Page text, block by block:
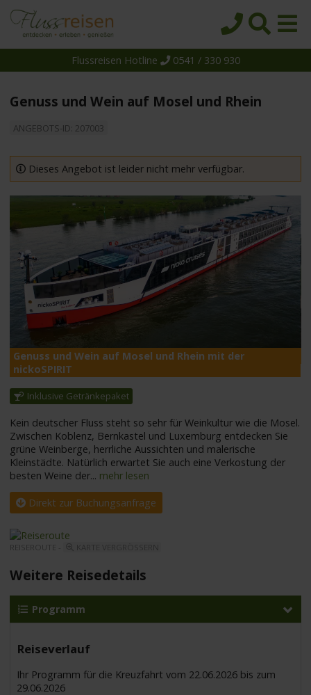
Reedereien
Schiffe
Suche
Flussreisen Hotline 0541 / 330 930
Genuss und Wein auf Mosel und Rhein
ANGEBOTS-ID: 207003
Dieses Angebot ist leider nicht mehr verfügbar.
Genuss und Wein auf Mosel und Rhein mit der
nickoSPIRIT
Inklusive Getränkepaket
Kein deutscher Fluss steht so sehr für Weinkultur wie die Mosel.
Zwischen Koblenz, Bernkastel und Luxemburg entdecken Sie
grüne Weinberge, herrliche Aussichten und malerische
Kleinstädte. Natürlich erwartet Sie auch eine Verkostung der
besten Weine der... mehr lesen
Direkt zur Buchungsanfrage
REISEROUTE -
Weitere Reisedetails
Programm
Reiseverlauf
Ihr Programm für die Kreuzfahrt vom 22.06.2026 bis zum
29.06.2026